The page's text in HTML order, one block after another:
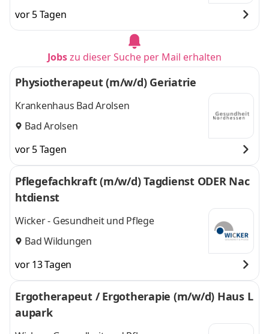
vor 5 Tagen
Jobszu dieser Suche per Mail erhalten
Physiotherapeut (m/w/d) Geriatrie
Krankenhaus Bad Arolsen
Bad Arolsen
vor 5 Tagen
Pflegefachkraft (m/w/d) Tagdienst ODER Nac
htdienst
Wicker - Gesundheit und Pflege
Bad Wildungen
vor 13 Tagen
Ergotherapeut / Ergotherapie (m/w/d) Haus L
aupark